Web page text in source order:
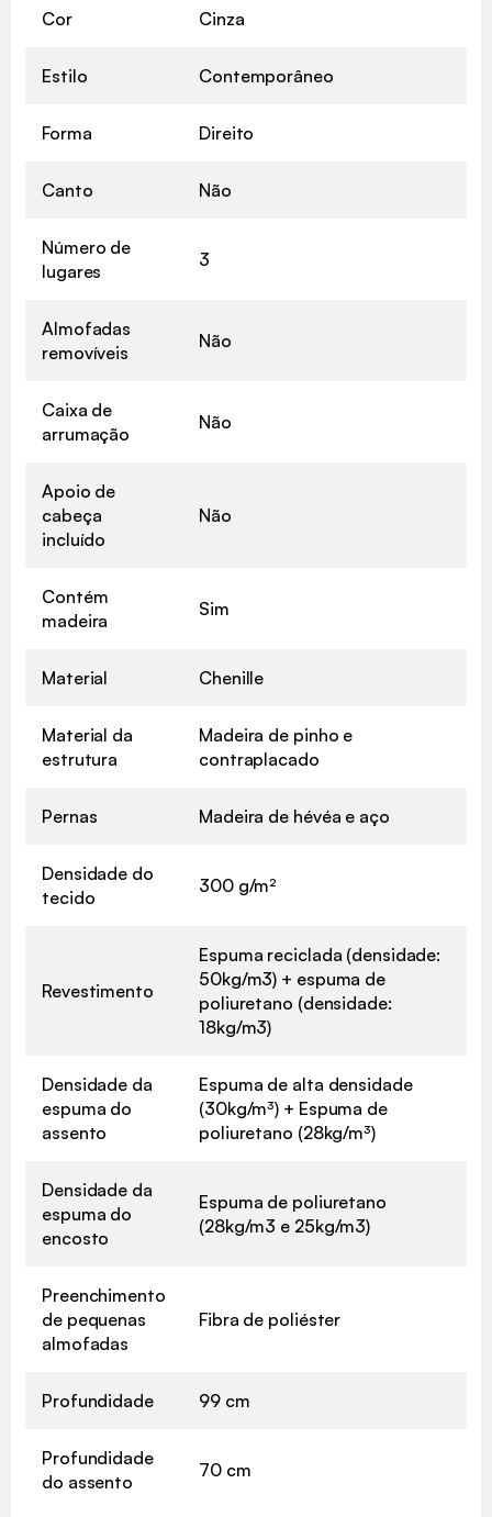
Cor Cinza
Estilo Contemporâneo
Forma Direito
Canto Não
Número de
lugares
3
Almofadas
removíveis
Não
Caixa de
arrumação
Não
Apoio de
cabeça
incluído
Não
Contém
madeira
Sim
Material Chenille
Material da
estrutura
Madeira de pinho e
contraplacado
Pernas Madeira de hévéa e aço
Densidade do
tecido
300 g/m²
Revestimento
Espuma reciclada (densidade:
50kg/m3) + espuma de
poliuretano (densidade:
18kg/m3)
Densidade da
espuma do
assento
Espuma de alta densidade
(30kg/m³) + Espuma de
poliuretano (28kg/m³)
Densidade da
espuma do
encosto
Espuma de poliuretano
(28kg/m3 e 25kg/m3)
Preenchimento
de pequenas
almofadas
Fibra de poliéster
Profundidade 99 cm
Profundidade
do assento
70 cm